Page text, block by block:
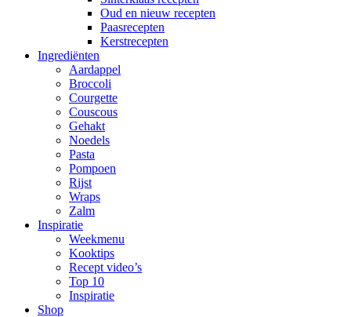
Oud en nieuw recepten
Paasrecepten
Kerstrecepten
Ingrediënten
Aardappel
Broccoli
Courgette
Couscous
Gehakt
Noedels
Pasta
Pompoen
Rijst
Wraps
Zalm
Inspiratie
Weekmenu
Kooktips
Recept video’s
Top 10
Inspiratie
Shop